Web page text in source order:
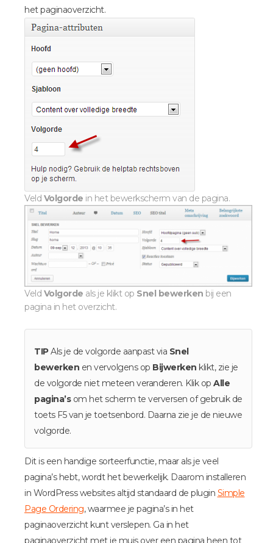
het paginaoverzicht.
Veld Volgorde in het bewerkscherm van de pagina.
Veld Volgorde als je klikt op Snel bewerken bij een
pagina in het overzicht.
TIPAls je de volgorde aanpast via Snel
bewerken en vervolgens op Bijwerken klikt, zie je
de volgorde niet meteen veranderen. Klik op Alle
pagina’som het scherm te verversen of gebruik de
toets F5 van je toetsenbord. Daarna zie je de nieuwe
volgorde.
Dit is een handige sorteerfunctie, maar als je veel
pagina’s hebt, wordt het bewerkelijk. Daarom installeren
in WordPress websites altijd standaard de plugin Simple
Page Ordering, waarmee je pagina’s in het
paginaoverzicht kunt verslepen. Ga in het